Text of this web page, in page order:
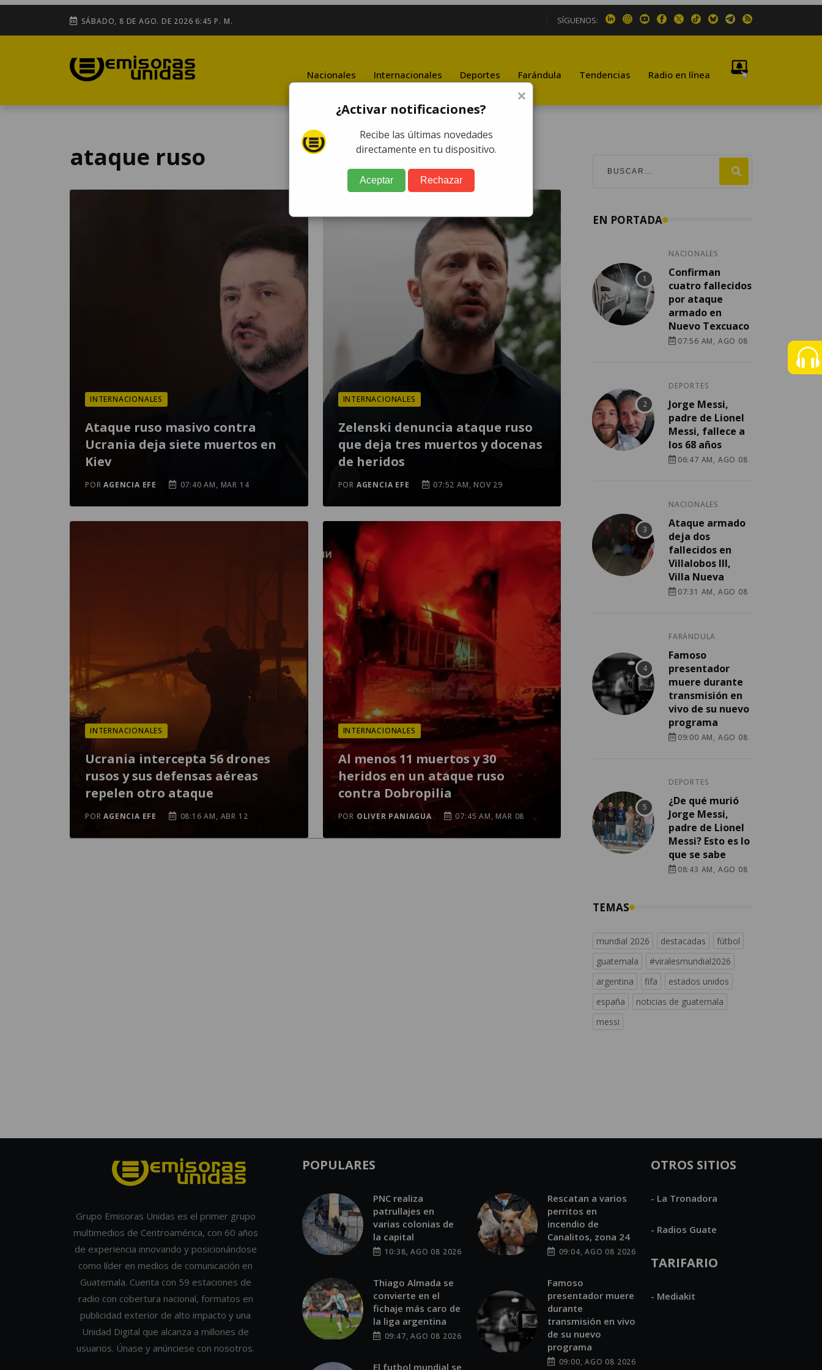
SÁBADO, 8 DE AGO. DE 2026 6:45 P. M. SÍGUENOS:
Nacionales Internacionales Deportes Farándula Tendencias Radio en línea
ataque ruso
INTERNACIONALES
Ataque ruso masivo contra
Ucrania deja siete muertos en
Kiev
PORAGENCIA EFE 07:40 AM, MAR 14
INTERNACIONALES
Zelenski denuncia ataque ruso
que deja tres muertos y docenas
de heridos
POR AGENCIA EFE 07:52 AM, NOV 29
INTERNACIONALES
Ucrania intercepta 56 drones
rusos y sus defensas aéreas
repelen otro ataque
PORAGENCIA EFE 08:16 AM, ABR 12
INTERNACIONALES
Al menos 11 muertos y 30
heridos en un ataque ruso
contra Dobropilia
POR OLIVER PANIAGUA 07:45 AM, MAR 08
EN PORTADA
NACIONALES
Confirman
cuatro fallecidos
por ataque
armado en
Nuevo Texcuaco
07:56 AM, AGO 08
DEPORTES
Jorge Messi,
padre de Lionel
Messi, fallece a
los 68 años
06:47 AM, AGO 08
NACIONALES
Ataque armado
deja dos
fallecidos en
Villalobos III,
Villa Nueva
07:31 AM, AGO 08
FARÁNDULA
Famoso
presentador
muere durante
transmisión en
vivo de su nuevo
programa
09:00 AM, AGO 08
DEPORTES
¿De qué murió
Jorge Messi,
padre de Lionel
Messi? Esto es lo
que se sabe
08:43 AM, AGO 08
TEMAS
mundial 2026 destacadas
fútbol
guatemala
#viralesmundial2026
argentina
fifa
estados unidos
españa
noticias de guatemala
messi
Grupo Emisoras Unidas es el primer grupo
multimedios de Centroamérica, con 60 años
de experiencia innovando y posicionándose
como líder en medios de comunicación en
Guatemala. Cuenta con 59 estaciones de
radio con cobertura nacional, formatos en
publicidad exterior de alto impacto y una
Unidad Digital que alcanza a millones de
usuarios. Únase y anúnciese con nosotros.
POPULARES
PNC realiza
patrullajes en
varias colonias de
la capital
10:38, AGO 08 2026
Thiago Almada se
convierte en el
fichaje más caro de
la liga argentina
09:47, AGO 08 2026
El futbol mundial se
Rescatan a varios
perritos en
incendio de
Canalitos, zona 24
09:04, AGO 08 2026
Famoso
presentador muere
durante
transmisión en vivo
de su nuevo
programa
09:00, AGO 08 2026
OTROS SITIOS
- La Tronadora
- Radios Guate
TARIFARIO
- Mediakit
×
¿Activar notificaciones?
Recibe las últimas novedades
directamente en tu dispositivo.
Aceptar Rechazar